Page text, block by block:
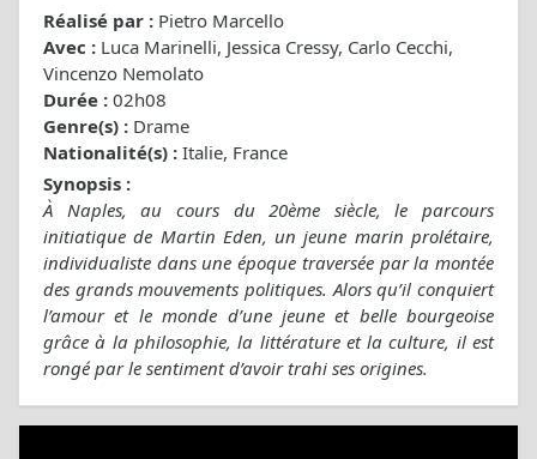
Réalisé par : Pietro Marcello
Avec : Luca Marinelli, Jessica Cressy, Carlo Cecchi,
Vincenzo Nemolato
Durée : 02h08
Genre(s) : Drame
Nationalité(s) : Italie, France
Synopsis :
À Naples, au cours du 20ème siècle, le parcours
initiatique de Martin Eden, un jeune marin prolétaire,
individualiste dans une époque traversée par la montée
des grands mouvements politiques. Alors qu’il conquiert
l’amour et le monde d’une jeune et belle bourgeoise
grâce à la philosophie, la littérature et la culture, il est
rongé par le sentiment d’avoir trahi ses origines.